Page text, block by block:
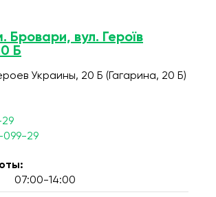
Бровари, вул. Героїв
Б
Украины, 20 Б (Гагарина, 20 Б)
099-29
07:00-14:00